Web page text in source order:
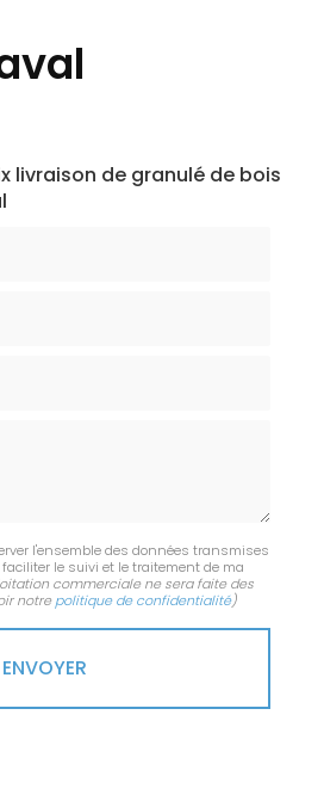
livraison de granulé de bois
l'ensemble des données transmises
le suivi et le traitement de ma
commerciale ne sera faite des
notre politique de confidentialité)